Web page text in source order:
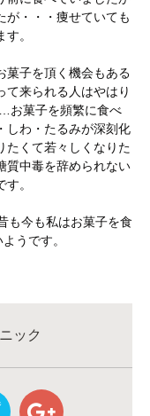
が・・・痩せていても
。
菓子を頂く機会もある
来られる人はやはり
お菓子を頻繁に食べ
しわ・たるみが深刻化
たくて若々しくなりた
質中毒を辞められない
。
も今も私はお菓子を食
うです。
ック